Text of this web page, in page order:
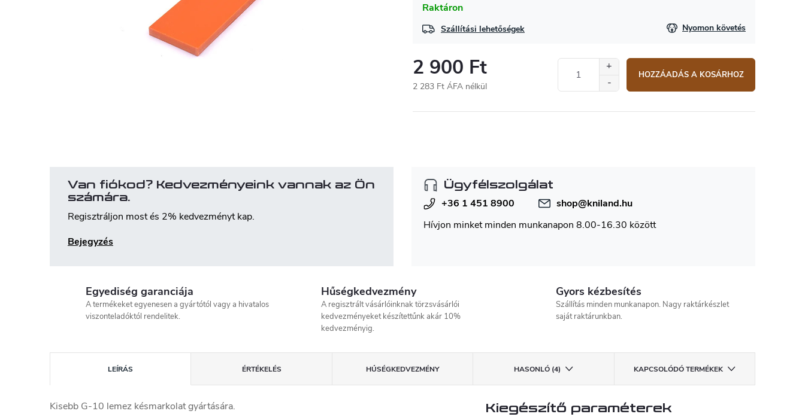
Raktáron
Szállítási lehetőségek Nyomon követés
2 900 Ft
2 283 Ft ÁFA nélkül
HOZZÁADÁS A KOSÁRHOZ
Van fiókod? Kedvezményeink vannak az Ön
számára.
Regisztráljon most és 2% kedvezményt kap.
Bejegyzés
Ügyfélszolgálat
+36 1 451 8900
shop@kniland.hu
Hívjon minket minden munkanapon 8.00-16.30 között
Egyediség garanciája
A termékeket egyenesen a gyártótól vagy a hivatalos
viszonteladóktól rendelitek.
Hűségkedvezmény
A regisztrált vásárlóinknak törzsvásárlói
kedvezményeket készítettűnk akár 10%
kedvezményig.
Gyors kézbesítés
Szállítás minden munkanapon. Nagy raktárkészlet
saját raktárunkban.
LEÍRÁS ÉRTÉKELÉS HŰSÉGKEDVEZMÉNY HASONLÓ (4) KAPCSOLÓDÓ TERMÉKEK
Kisebb G-10 lemez késmarkolat gyártására.
Kiegészítő paraméterek